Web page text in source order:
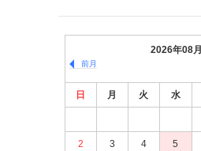
2026年08月
前月
日 月 火 水
2 3 4 5